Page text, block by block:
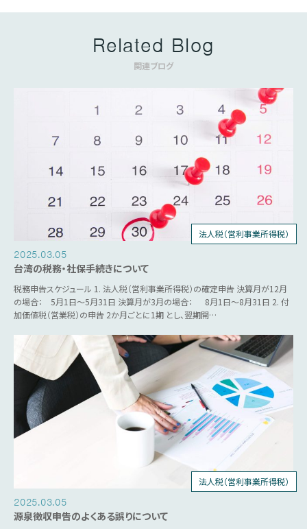
Related Blog
関連ブログ
人事労務
源泉税
営業税
個人所得税
法人税（営利事業所得税）
2025.03.05
台湾の税務・社保手続きについて
税務申告スケジュール 1. 法人税（営利事業所得税）の確定申告 決算月が12月
の場合： 5月1日～5月31日 決算月が3月の場合： 8月1日～8月31日 2. 付
加価値税（営業税）の申告 2か月ごとに1期 とし、翌期開…
統一発票
源泉税
営業税
個人所得税
法人税（営利事業所得税）
2025.03.05
源泉徴収申告のよくある誤りについて